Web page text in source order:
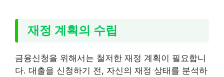
재정 계획의 수립
금융신청을 위해서는 철저한 재정 계획이 필요합니
다. 대출을 신청하기 전, 자신의 재정 상태를 분석하